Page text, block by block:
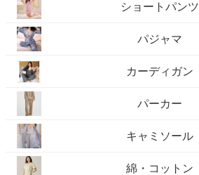
ショートパンツ
パジャマ
カーディガン
パーカー
キャミソール
綿・コットン